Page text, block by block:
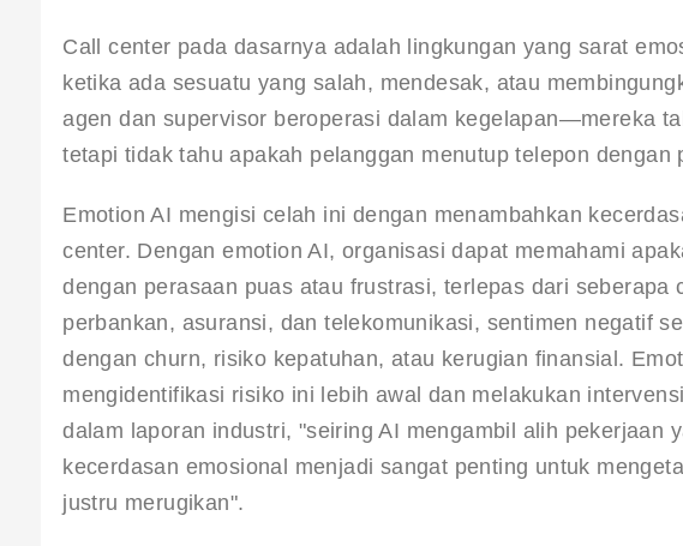
Call center pada dasarnya adalah lingkungan yang sarat
ketika ada sesuatu yang salah, mendesak, atau
agen dan supervisor beroperasi dalam kegelapan—mereka
tetapi tidak tahu apakah pelanggan menutup telepon
Emotion AI mengisi celah ini dengan menambahkan
center. Dengan emotion AI, organisasi dapat memahami
dengan perasaan puas atau frustrasi, terlepas dari seberapa
perbankan, asuransi, dan telekomunikasi, sentimen negatif
dengan churn, risiko kepatuhan, atau kerugian finansial.
mengidentifikasi risiko ini lebih awal dan melakukan
dalam laporan industri, "seiring AI mengambil alih pekerjaan
kecerdasan emosional menjadi sangat penting untuk
justru merugikan".